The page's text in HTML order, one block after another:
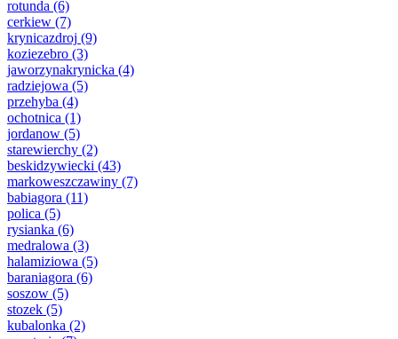
rotunda (6)
cerkiew (7)
krynicazdroj (9)
koziezebro (3)
jaworzynakrynicka (4)
radziejowa (5)
przehyba (4)
ochotnica (1)
jordanow (5)
starewierchy (2)
beskidzywiecki (43)
markoweszczawiny (7)
babiagora (11)
polica (5)
rysianka (6)
medralowa (3)
halamiziowa (5)
baraniagora (6)
soszow (5)
stozek (5)
kubalonka (2)